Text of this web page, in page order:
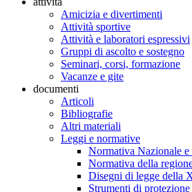
Amicizia e divertimenti
Attività sportive
Attività e laboratori espressivi
Gruppi di ascolto e sostegno
Seminari, corsi, formazione
Vacanze e gite
documenti
Articoli
Bibliografie
Altri materiali
Leggi e normative
Normativa Nazionale e
Normativa della
Disegni di legge della
Strumenti di